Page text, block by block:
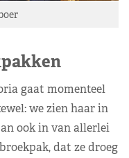
gaat momenteel
we zien haar in
ook in van allerlei
dat ze droeg